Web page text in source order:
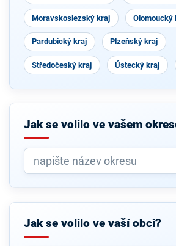
Moravskoslezský kraj Olomoucký
Pardubický kraj Plzeňský kraj
Středočeský kraj Ústecký kraj
Jak se volilo ve vašem
Jak se volilo ve vaší obci?